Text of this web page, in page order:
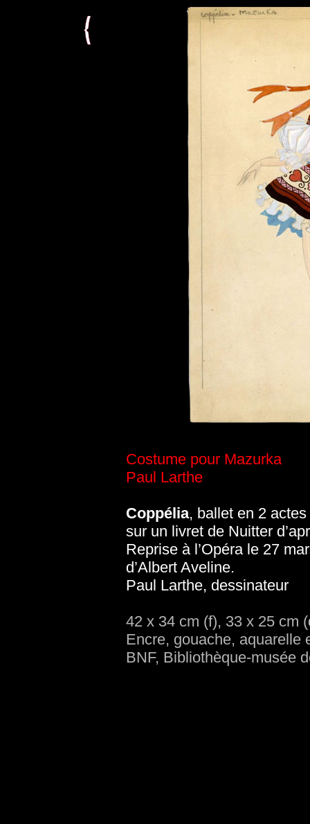
Costume pour Mazurka
Paul Larthe
Coppélia, ballet en 2
sur un livret de Nuitter
Reprise à l’Opéra le 27
d’Albert Aveline.
Paul Larthe, dessinateur
42 x 34 cm (f), 33 x 25 cm
Encre, gouache, aquarelle
BNF, Bibliothèque-musée